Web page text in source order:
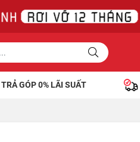
TRẢ GÓP 0% LÃI SUẤT